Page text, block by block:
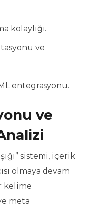
kolaylığı.
ve
entegrasyonu.
ve
sistemi, içerik
olmaya devam
kelime
meta